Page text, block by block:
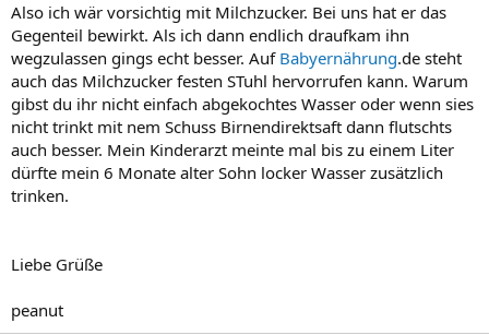
Also ich wär vorsichtig mit Milchzucker. Bei uns hat er das
Gegenteil bewirkt. Als ich dann endlich draufkam ihn
wegzulassen gings echt besser. Auf Babyernährung.de steht
auch das Milchzucker festen STuhl hervorrufen kann. Warum
gibst du ihr nicht einfach abgekochtes Wasser oder wenn sies
nicht trinkt mit nem Schuss Birnendirektsaft dann flutschts
auch besser. Mein Kinderarzt meinte mal bis zu einem Liter
dürfte mein 6 Monate alter Sohn locker Wasser zusätzlich
trinken.
Liebe Grüße
peanut